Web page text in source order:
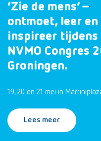
‘Zie de mens’ –
ontmoet, leer en
inspireer tijdens
NVMO Congres
Groningen.
19, 20 en 21 mei in
Lees meer